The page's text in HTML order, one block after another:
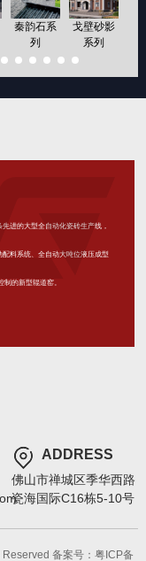
秦韵石系
列
戈壁砂影
系列
进的大型全自动化瓷砖生产线，
料系统、全自动大吨位液压成型
制的新型辊道窑。
ADDRESS
佛山市禅城区季华西路
瓷海国际C16栋5-10号
备案号：粤ICP备